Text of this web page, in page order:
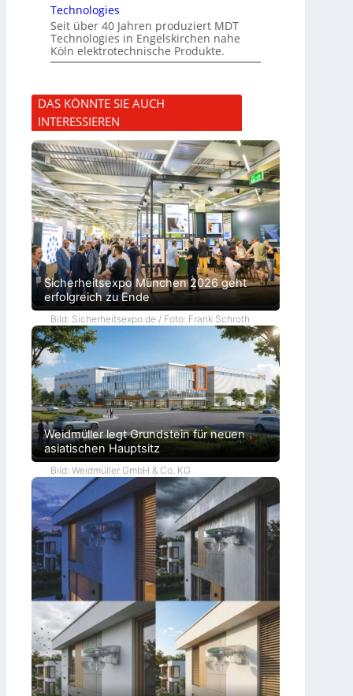
Technologies
Seit über 40 Jahren produziert MDT
Technologies in Engelskirchen nahe
Köln elektrotechnische Produkte.
DAS KÖNNTE SIE AUCH
INTERESSIEREN
Sicherheitsexpo München 2026 geht
erfolgreich zu Ende
Bild: Sicherheitsexpo.de / Foto: Frank Schroth
Weidmüller legt Grundstein für neuen
asiatischen Hauptsitz
Bild: Weidmüller GmbH & Co. KG